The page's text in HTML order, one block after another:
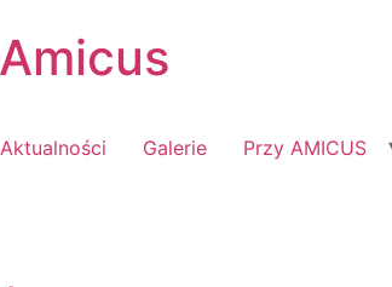
Aktualności Galerie Przy AMICUS